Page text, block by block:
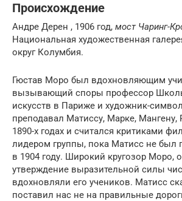
Происхождение
Андре Дерен , 1906 год, мост Чаринг-
Национальная художественная
округ Колумбия.
Гюстав Моро был вдохновляющим
вызывающий споры профессор
искусств в Париже и художник-
преподавал Матиссу, Марке, Мангену,
1890-х годах и считался критиками
лидером группы, пока Матисс не был
в 1904 году. Широкий кругозор Моро,
утверждение выразительной силы
вдохновляли его учеников. Матисс
поставил нас не на правильные